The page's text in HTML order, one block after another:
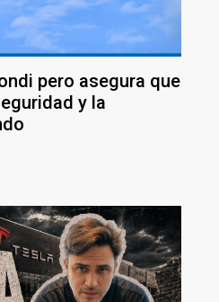
pero asegura que
y la